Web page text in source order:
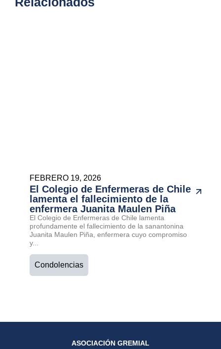
FEBRERO 19, 2026
El Colegio de Enfermeras de Chile
lamenta el fallecimiento de la
enfermera Juanita Maulen Piña
El Colegio de Enfermeras de Chile lamenta
profundamente el fallecimiento de la sanantonina
Juanita Maulen Piña, enfermera cuyo compromiso
y...
Condolencias
ASOCIACIÓN GREMIAL